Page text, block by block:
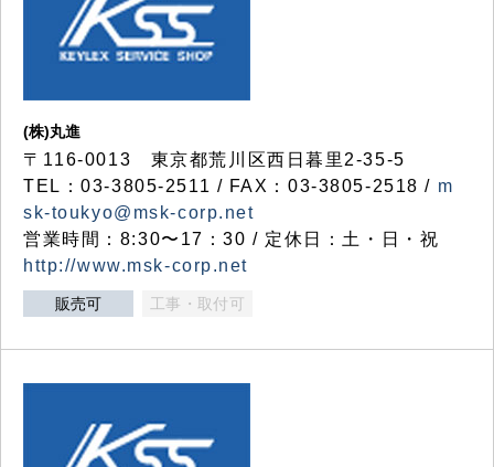
(株)丸進
〒116-0013 東京都荒川区西日暮里2-35-5
TEL：03-3805-2511 / FAX：03-3805-2518 / m
sk-toukyo@msk-corp.net
営業時間：8:30〜17：30 / 定休日：土・日・祝
http://www.msk-corp.net
販売可 工事・取付可